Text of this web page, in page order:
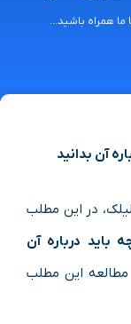
ما همراه باشید...
در این مطلب
و هرآنچه باید درباره آن
مطالعه این مطلب